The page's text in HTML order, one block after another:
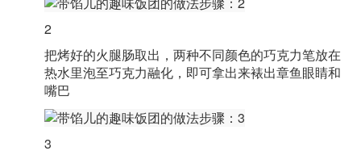
2
把烤好的火腿肠取出，两种不同颜色的巧克力笔放在
热水里泡至巧克力融化，即可拿出来裱出章鱼眼睛和
嘴巴
3